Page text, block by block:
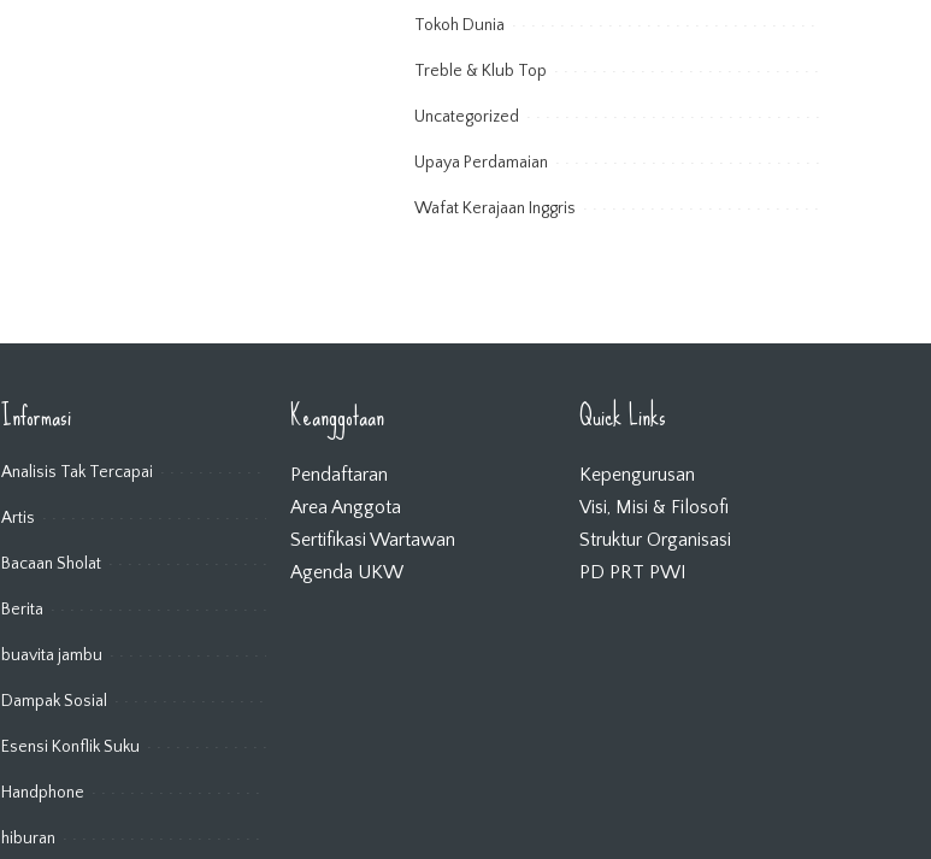
Tokoh Dunia
Treble & Klub Top
Uncategorized
Upaya Perdamaian
Wafat Kerajaan Inggris
Informasi
Analisis Tak Tercapai
Artis
Bacaan Sholat
Berita
buavita jambu
Dampak Sosial
Esensi Konflik Suku
Handphone
hiburan
Keanggotaan
Pendaftaran
Area Anggota
Sertifikasi Wartawan
Agenda UKW
Quick Links
Kepengurusan
Visi, Misi & Filosofi
Struktur Organisasi
PD PRT PWI